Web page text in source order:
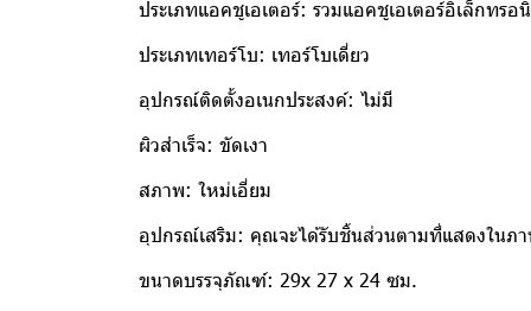
ประเภทแอคชูเอเตอร์: รวมแอคชูเอเตอร์อิเล็กทรอ
ประเภทเทอร์โบ: เทอร์โบเดี่ยว
อุปกรณ์ติดตั้งอเนกประสงค์: ไม่มี
ผิวสำเร็จ: ขัดเงา
สภาพ: ใหม่เอี่ยม
อุปกรณ์เสริม: คุณจะได้รับชิ้นส่วนตามที่แสดงในภ
ขนาดบรรจุภัณฑ์: 29x 27 x 24 ซม.